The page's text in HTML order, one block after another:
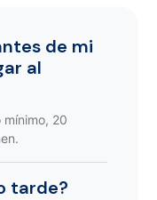
de mi
al
20
tarde?